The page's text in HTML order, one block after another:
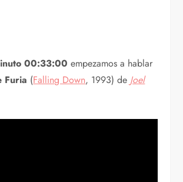
00:33:00 empezamos a hablar
Furia (Falling Down, 1993) de Joel